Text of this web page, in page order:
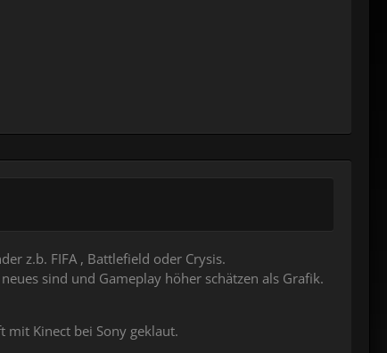
z.b. FIFA , Battlefield oder Crysis.
sind und Gameplay höher schätzen als Grafik.
mit Kinect bei Sony geklaut.